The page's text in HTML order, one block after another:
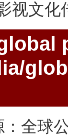
视文化
全球